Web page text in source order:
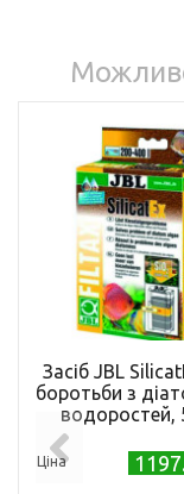
Засіб JBL
боротьби з
водоростей,
Ціна